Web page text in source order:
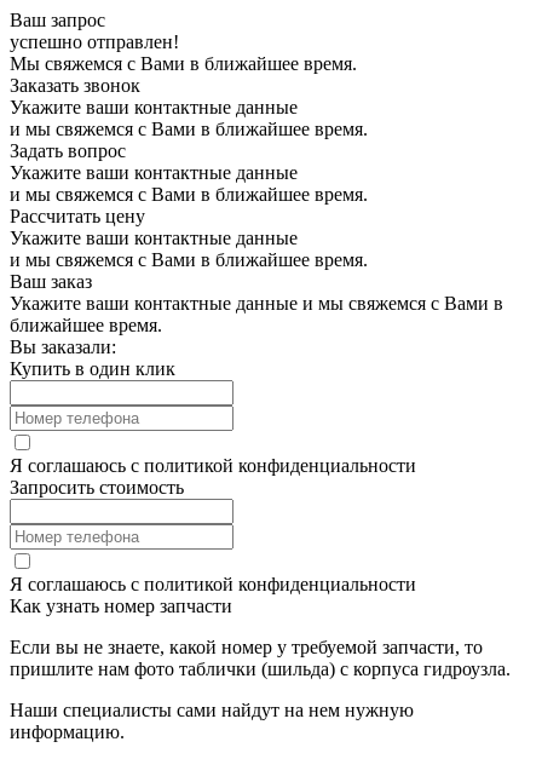
Ваш запрос
успешно отправлен!
Мы свяжемся с Вами в ближайшее время.
Заказать звонок
Укажите ваши контактные данные
и мы свяжемся с Вами в ближайшее время.
Задать вопрос
Укажите ваши контактные данные
и мы свяжемся с Вами в ближайшее время.
Рассчитать цену
Укажите ваши контактные данные
и мы свяжемся с Вами в ближайшее время.
Ваш заказ
Укажите ваши контактные данные и мы свяжемся с Вами в
ближайшее время.
Вы заказали:
Купить в один клик
Я соглашаюсь с политикой конфиденциальности
Запросить стоимость
Я соглашаюсь с политикой конфиденциальности
Как узнать номер запчасти
Если вы не знаете, какой номер у требуемой запчасти, то
пришлите нам фото таблички (шильда) с корпуса гидроузла.
Наши специалисты сами найдут на нем нужную
информацию.